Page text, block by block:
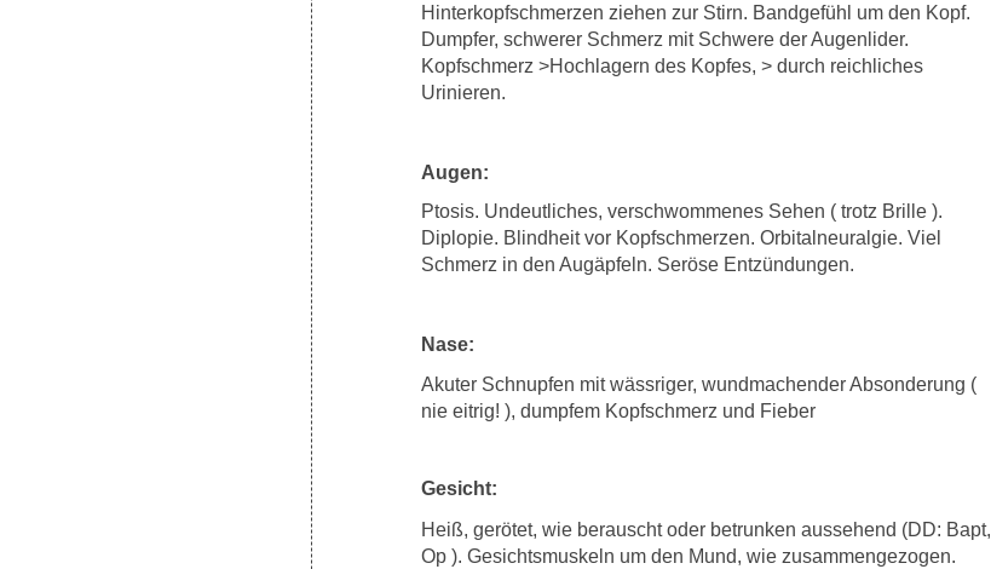
Hinterkopfschmerzen ziehen zur Stirn. Bandgefühl um den Kopf.
Dumpfer, schwerer Schmerz mit Schwere der Augenlider.
Kopfschmerz >Hochlagern des Kopfes, > durch reichliches
Urinieren.
Augen:
Ptosis. Undeutliches, verschwommenes Sehen ( trotz Brille ).
Diplopie. Blindheit vor Kopfschmerzen. Orbitalneuralgie. Viel
Schmerz in den Augäpfeln. Seröse Entzündungen.
Nase:
Akuter Schnupfen mit wässriger, wundmachender Absonderung (
nie eitrig! ), dumpfem Kopfschmerz und Fieber
Gesicht:
Heiß, gerötet, wie berauscht oder betrunken aussehend (DD: Bapt,
Op ). Gesichtsmuskeln um den Mund, wie zusammengezogen.